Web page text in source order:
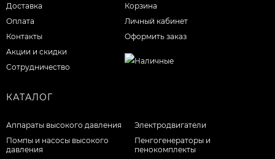
Доставка
Оплата
Контакты
Акции и скидки
Сотрудничество
Корзина
Личный кабинет
Оформить заказ
КАТАЛОГ
Аппараты высокого давления
Помпы и насосы высокого
давления
Электродвигатели
Пенгогенераторы и
пенокомплекты